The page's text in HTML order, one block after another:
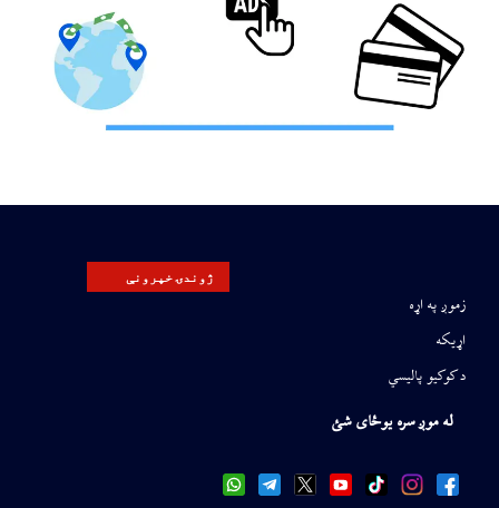
ژوندۍ خپرونې
زموږ په اړه
اړیکه
د کوکیو پالیسي
له موږ سره یوځای شئ